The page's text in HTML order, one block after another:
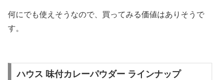
何にでも使えそうなので、買ってみる価値はありそうで
す。
ハウス 味付カレーパウダー ラインナップ